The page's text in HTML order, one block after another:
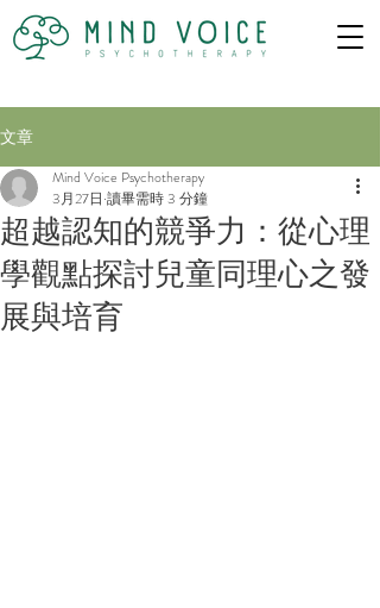
文章
超越認知的競爭力：從心理
學觀點探討兒童同理心之發
展與培育
Mind Voice Psychotherapy
3月27日 讀畢需時 3 分鐘